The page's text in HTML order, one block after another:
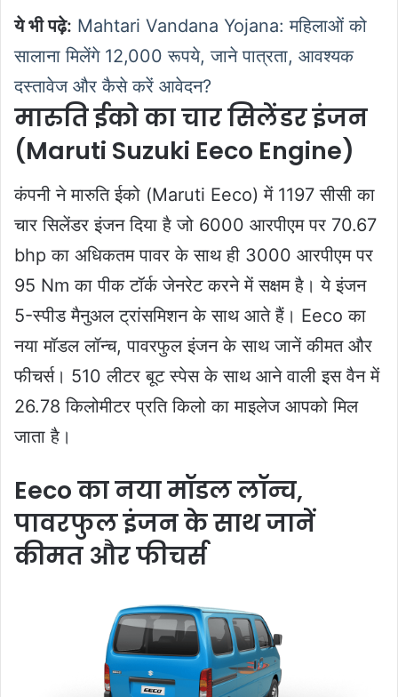
ये भी पढ़े: Mahtari Vandana Yojana: महिलाओं को
सालाना मिलेंगे 12,000 रूपये, जाने पात्रता, आवश्यक
दस्तावेज और कैसे करें आवेदन?
मारुति ईको का चार सिलेंडर इंजन
(Maruti Suzuki Eeco Engine)
कंपनी ने मारुति ईको (Maruti Eeco) में 1197 सीसी का
चार सिलेंडर इंजन दिया है जो 6000 आरपीएम पर 70.67
bhp का अधिकतम पावर के साथ ही 3000 आरपीएम पर
95 Nm का पीक टॉर्क जेनरेट करने में सक्षम है। ये इंजन
5-स्पीड मैनुअल ट्रांसमिशन के साथ आते हैं। Eeco का
नया मॉडल लॉन्च, पावरफुल इंजन के साथ जानें कीमत और
फीचर्स। 510 लीटर बूट स्पेस के साथ आने वाली इस वैन में
26.78 किलोमीटर प्रति किलो का माइलेज आपको मिल
जाता है।
Eeco का नया मॉडल लॉन्च,
पावरफुल इंजन के साथ जानें
कीमत और फीचर्स